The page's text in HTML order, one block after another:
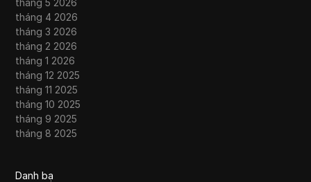
tháng 4 2026
tháng 3 2026
tháng 2 2026
tháng 1 2026
tháng 12 2025
tháng 11 2025
tháng 10 2025
tháng 9 2025
tháng 8 2025
Danh bạ